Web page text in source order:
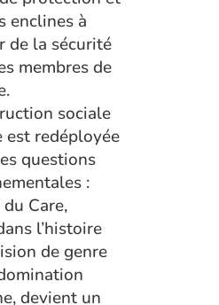
enclines à
de la sécurité
membres de
sociale
est redéployée
questions
:
du Care,
l’histoire
de genre
devient un